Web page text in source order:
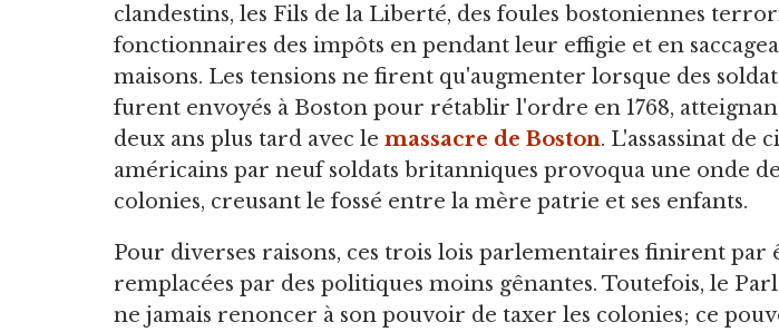
clandestins, les Fils de la Liberté, des foules bostoniennes
fonctionnaires des impôts en pendant leur effigie et en
maisons. Les tensions ne firent qu'augmenter lorsque des
furent envoyés à Boston pour rétablir l'ordre en 1768,
deux ans plus tard avec le massacre de Boston. L'assassinat de
américains par neuf soldats britanniques provoqua une onde
colonies, creusant le fossé entre la mère patrie et ses enfants.
Pour diverses raisons, ces trois lois parlementaires finirent par
remplacées par des politiques moins gênantes. Toutefois, le
ne jamais renoncer à son pouvoir de taxer les colonies; ce